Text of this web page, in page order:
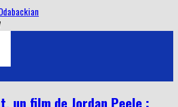
un film de Jordan Peele :